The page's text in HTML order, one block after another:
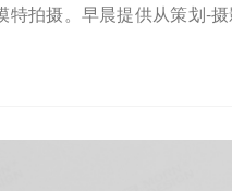
拍摄。早晨提供从策划-